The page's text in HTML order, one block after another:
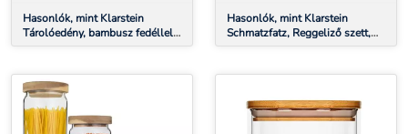
Hasonlók, mint Klarstein
Tárolóedény, bambusz fedéllel,
200 ml, egymásra helyezhető,
MENTES
Hasonlók, mint Klarstein
Schmatzfatz, Reggeliző szett,
ebéddoboz és ivópalack, Tritan,
mentes